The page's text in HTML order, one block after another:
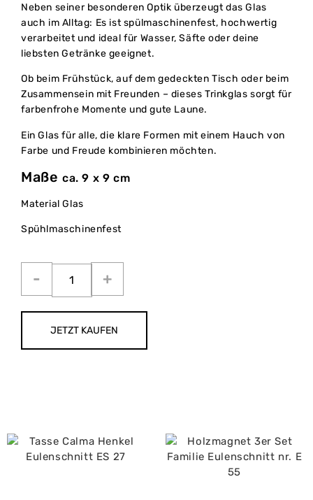
Neben seiner besonderen Optik überzeugt das Glas
auch im Alltag: Es ist spülmaschinenfest, hochwertig
verarbeitet und ideal für Wasser, Säfte oder deine
liebsten Getränke geeignet.
Ob beim Frühstück, auf dem gedeckten Tisch oder beim
Zusammensein mit Freunden – dieses Trinkglas sorgt für
farbenfrohe Momente und gute Laune.
Ein Glas für alle, die klare Formen mit einem Hauch von
Farbe und Freude kombinieren möchten.
Maße ca. 9 x 9 cm
Material Glas
Spühlmaschinenfest
JETZT KAUFEN